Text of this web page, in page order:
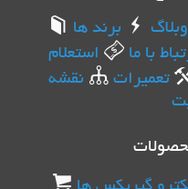
وبلاگ
برند ها
با ما
استعلام
تعمیرات
نقشه